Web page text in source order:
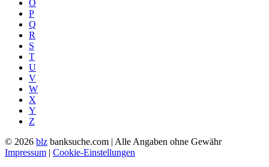
O
P
Q
R
S
T
U
V
W
X
Y
Z
© 2026 blz banksuche.com | Alle Angaben ohne Gewähr
Impressum | Cookie-Einstellungen